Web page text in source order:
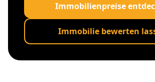
Immobilienpreise
Immobilie bewerten